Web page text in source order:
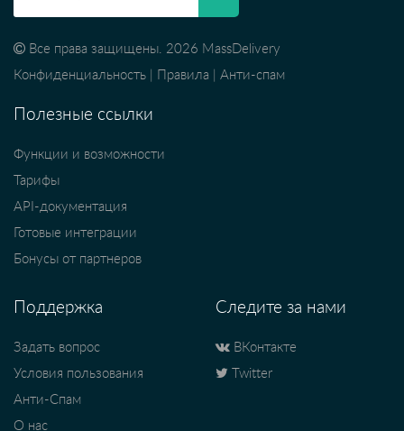
Все права защищены. 2026 MassDelivery
Конфиденциальность
Правила Анти-спам
Полезные ссылки
Функции и возможности
Тарифы
API-документация
Готовые интеграции
Бонусы от партнеров
Поддержка
Задать вопрос
Условия пользования
Анти-Спам
О нас
Следите за нами
ВКонтакте
Twitter